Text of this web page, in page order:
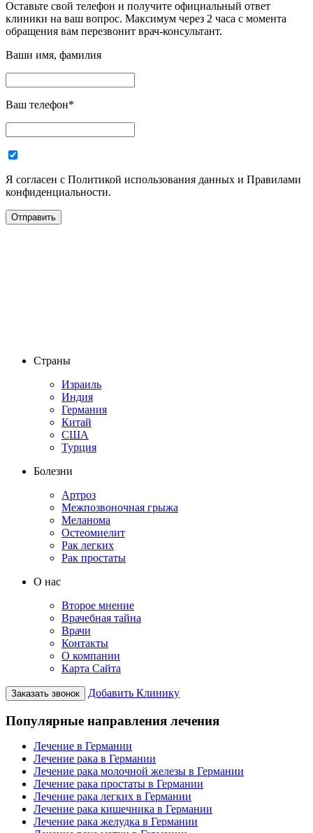
Оставьте свой телефон и получите официальный ответ
клиники на ваш вопрос. Максимум через 2 часа с момента
обращения вам перезвонит врач-консультант.
Ваши имя, фамилия
Ваш телефон*
Я согласен с Политикой использования данных и Правилами
конфиденциальности.
Страны
Израиль
Индия
Германия
Китай
США
Турция
Болезни
Артроз
Межпозвоночная грыжа
Меланома
Остеомиелит
Рак легких
Рак простаты
О нас
Второе мнение
Врачебная тайна
Врачи
Контакты
О компании
Карта Сайта
Заказать звонок Добавить Клинику
Популярные направления лечения
Лечение в Германии
Лечение рака в Германии
Лечение рака молочной железы в Германии
Лечение рака простаты в Германии
Лечение рака легких в Германии
Лечение рака кишечника в Германии
Лечение рака желудка в Германии